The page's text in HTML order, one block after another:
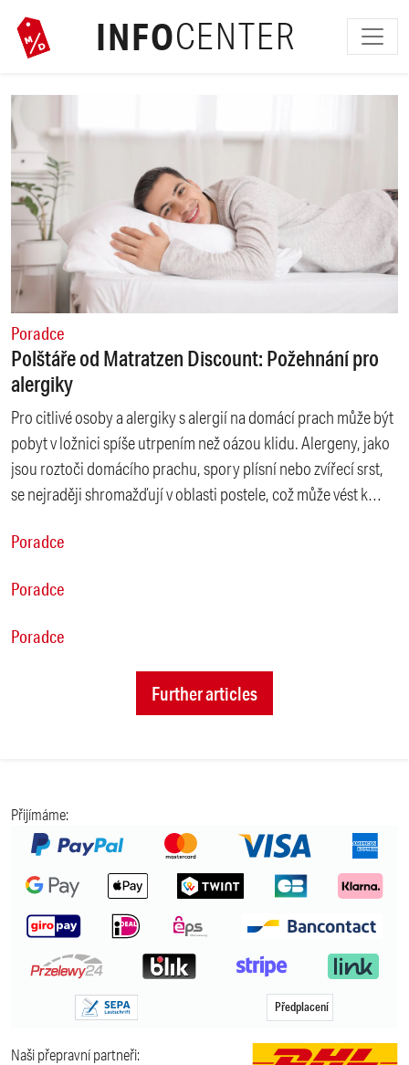
INFOCENTER
Poradce
Polštáře od Matratzen Discount: Požehnání pro
alergiky
Pro citlivé osoby a alergiky s alergií na domácí prach může být
pobyt v ložnici spíše utrpením než oázou klidu. Alergeny, jako
jsou roztoči domácího prachu, spory plísní nebo zvířecí srst,
se nejraději shromažďují v oblasti postele, což může vést k
dokonce astma.
Poradce
Poradce
Poradce
Further articles
Přijímáme:
Předplacení
Naši přepravní partneři: